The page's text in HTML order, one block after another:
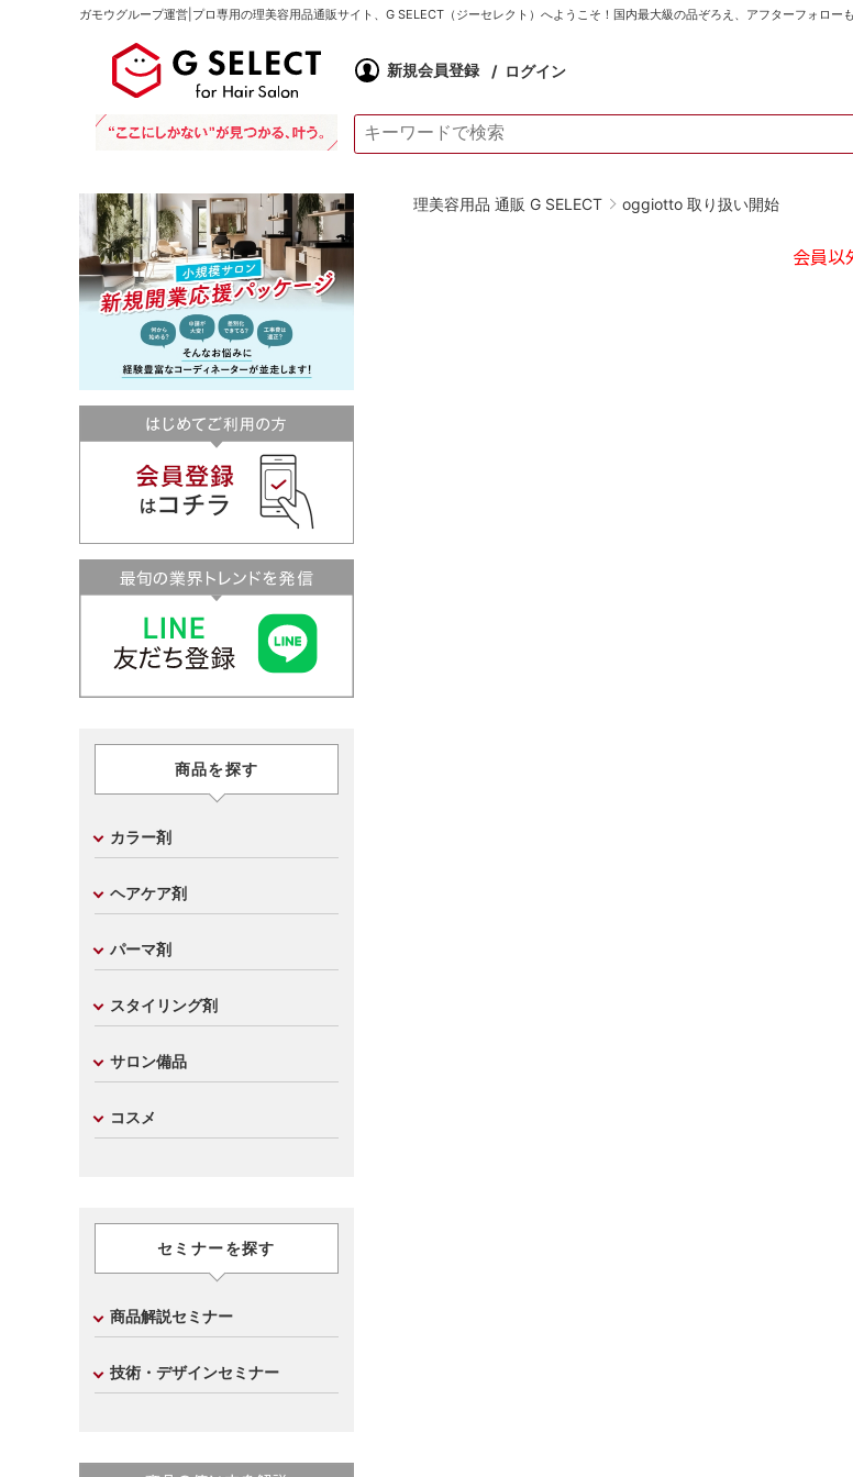
ガモウグループ運営|プロ専用の理美容用品通販サイト、G SELECT（ジーセレクト）へようこそ！国内最大級の品ぞろえ、アフターフォロー
新規会員登録 ログイン
理美容用品 通販 G SELECT oggiotto 取り扱い開始
会員以
商品を探す
カラー剤
ヘアケア剤
パーマ剤
スタイリング剤
サロン備品
コスメ
セミナーを探す
商品解説セミナー
技術・デザインセミナー